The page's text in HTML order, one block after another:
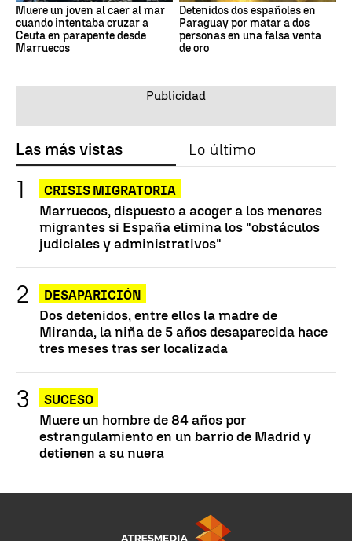
Muere un joven al caer al mar
cuando intentaba cruzar a
Ceuta en parapente desde
Marruecos
Detenidos dos españoles en
Paraguay por matar a dos
personas en una falsa venta
de oro
Las más vistas Lo último
CRISIS MIGRATORIA
Marruecos, dispuesto a acoger a los menores
migrantes si España elimina los "obstáculos
judiciales y administrativos"
DESAPARICIÓN
Dos detenidos, entre ellos la madre de
Miranda, la niña de 5 años desaparecida hace
tres meses tras ser localizada
SUCESO
Muere un hombre de 84 años por
estrangulamiento en un barrio de Madrid y
detienen a su nuera